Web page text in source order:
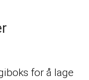
for å lage